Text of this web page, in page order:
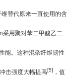
替代原来一直使用的含
采用聚对苯二甲酸乙二
能。这种混杂纤维韧性
击强度大幅提高[5] ，值